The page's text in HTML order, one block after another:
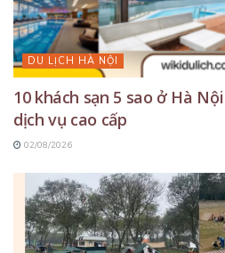
DU LỊCH HÀ NỘI
10 khách sạn 5 sao ở Hà
dịch vụ cao cấp
02/08/2026